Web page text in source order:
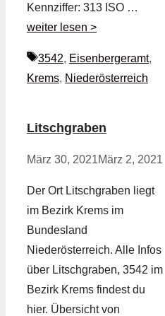
Kennziffer: 313 ISO …
weiter lesen >
Schlagwörter
3542, Eisenbergeramt,
Krems, Niederösterreich
Litschgraben
März 30, 2021März 2, 2021
Der Ort Litschgraben liegt
im Bezirk Krems im
Bundesland
Niederösterreich. Alle Infos
über Litschgraben, 3542 im
Bezirk Krems findest du
hier. Übersicht von